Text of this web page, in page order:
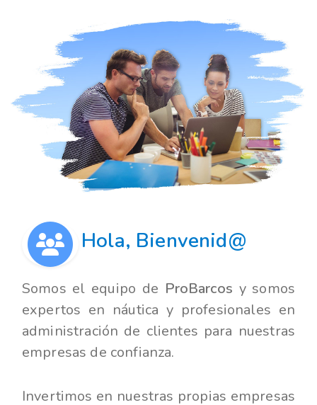
Hola, Bienvenid@
Somos el equipo de ProBarcos y somos
expertos en náutica y profesionales en
administración de clientes para nuestras
empresas de confianza.
Invertimos en nuestras propias empresas